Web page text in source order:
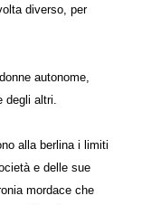
diverso, per
autonome,
altri.
alla berlina i limiti
e delle sue
mordace che